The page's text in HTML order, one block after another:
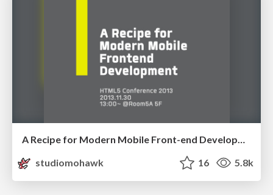
A Recipe for Modern Mobile Front-end Development
studiomohawk
16 5.8k